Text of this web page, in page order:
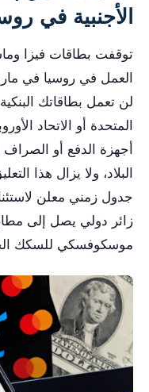
الأجنبية في
توقفت بطاقات فيزا
لن تعمل بطاقاتك
المتحدة أو الاتحاد
أجهزة الدفع أو الصراف
جدول زمني معلن
زائر دولي يصل إلى
موسكوفسكي للسكك